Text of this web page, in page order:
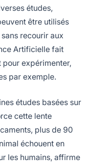
études,
être utilisés
recourir aux
Artificielle fait
pour expérimenter,
par exemple.
études basées sur
cette lente
plus de 90
échouent en
les humains, affirme